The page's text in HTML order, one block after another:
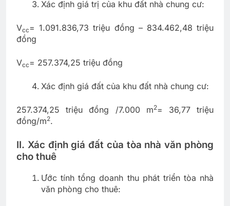
Xác định giá trị của khu đất nhà chung cư:
Vcc= 1.091.836,73 triệu đồng – 834.462,48 triệu
đồng
Vcc= 257.374,25 triệu đồng
Xác định giá đất của khu đất nhà chung cư:
257.374,25 triệu đồng /7.000 m2= 36,77 triệu
đồng/m2.
II. Xác định giá đất của tòa nhà văn phòng
cho thuê
Ước tính tổng doanh thu phát triển tòa nhà
văn phòng cho thuê: